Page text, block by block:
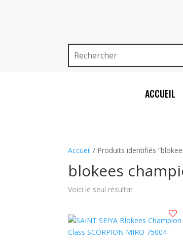
ACCUEIL
Accueil / Produits identifiés
blokees
Voici le seul résultat